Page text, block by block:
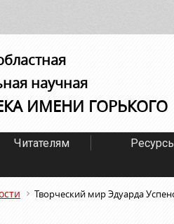
научная
ИМЕНИ ГОРЬКОГО
Читателям
Творческий мир Эдуарда